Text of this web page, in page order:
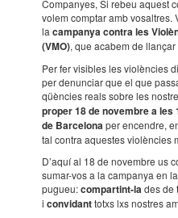
Compa­nyes, Si rebeu aquest
volem comp­tar amb vosal­tres.
lacampa­nya contra les
(VMO), que acabem de
Per fer visi­bles les violèn­cies
per denun­ciar que el que
qüèn­cies reals sobre les
proper 18 de novem­bre a les
de Barce­lonaper encen­dre,
tal contra aques­tes violèn­cies
D’aquí al 18 de novem­bre us
sumar-vos a la campa­nya en
pugueu:compar­tint-lades de
iconvi­danttotxs lxs nostres